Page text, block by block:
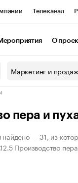
Телеканал
О
Маркетинг и
пера и
— 31, из
Производство